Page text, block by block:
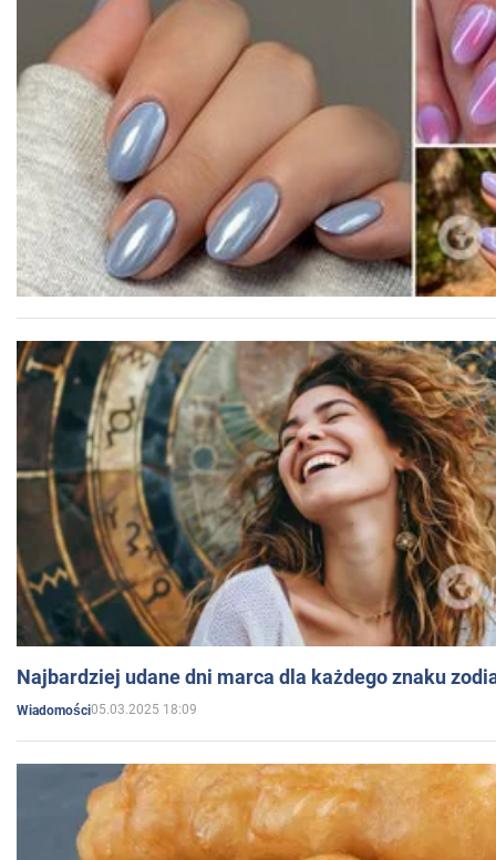
Najbardziej udane dni marca dla każdego znaku
Wiadomości05.03.2025 18:09